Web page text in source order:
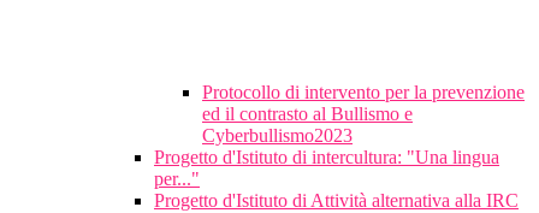
Protocollo di intervento per la prevenzione
ed il contrasto al Bullismo e
Cyberbullismo2023
Progetto d'Istituto di intercultura: "Una lingua
per..."
Progetto d'Istituto di Attività alternativa alla IRC